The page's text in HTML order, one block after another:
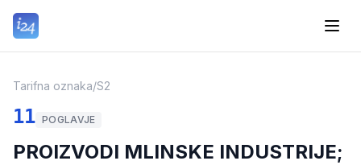
Tarifna oznaka/S2
11 POGLAVJE
PROIZVODI MLINSKE INDUSTRIJE;